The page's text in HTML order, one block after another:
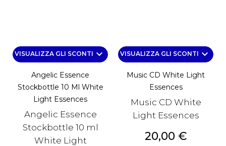
VISUALIZZA GLI SCONTI keyboard_arrow_down
Angelic Essence
Stockbottle 10 Ml White
Light Essences
Angelic Essence
Stockbottle 10 ml
White Light
VISUALIZZA GLI SCONTI keyboard_arrow_down
Music CD White Light
Essences
Music CD White
Light Essences
Prezzo
20,00 €